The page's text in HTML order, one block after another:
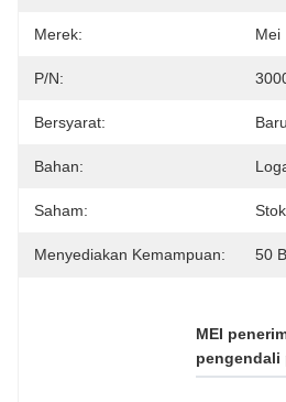
Merek: Mei
P/N:
Bersyarat:
Bahan:
Saham:
Menyediakan Kemampuan: 50
MEI
pengendali